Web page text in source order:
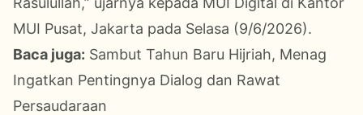
MUI Pusat, Jakarta pada Selasa (9/6/2026).
Baca juga: Sambut Tahun Baru Hijriah, Menag
Ingatkan Pentingnya Dialog dan Rawat
Persaudaraan